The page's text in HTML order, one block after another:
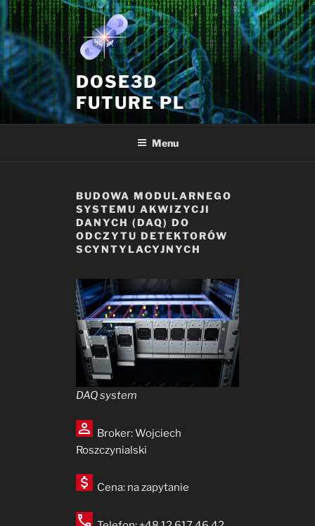
Przejdź
do
treści
DOSE3D
FUTURE PL
Menu
BUDOWA MODULARNEGO
SYSTEMU AKWIZYCJI
DANYCH (DAQ) DO
ODCZYTU DETEKTORÓW
SCYNTYLACYJNYCH
DAQ system
Broker: Wojciech
Roszczynialski
Cena: na zapytanie